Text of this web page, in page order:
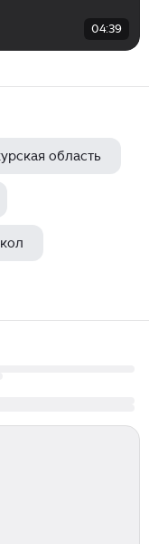
04:39
область